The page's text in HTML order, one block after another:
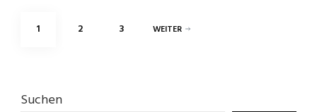
Seitennummerierung
SEITE
1 SEITE
2 SEITE
3 WEITER
Suchen